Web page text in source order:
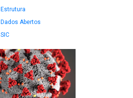
Estrutura
Dados Abertos
SIC